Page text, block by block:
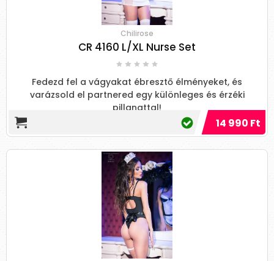
Chilirose
CR 4160 L/XL Nurse Set
Fedezd fel a vágyakat ébresztő élményeket, és
varázsold el partnered egy különleges és érzéki
pillanattal!
14 990 Ft